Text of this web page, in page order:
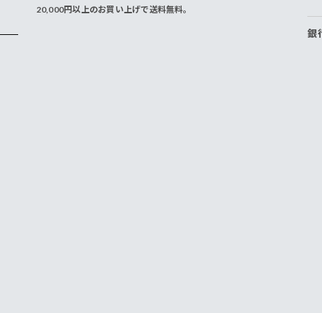
20,000円以上のお買い上げで送料無料。
銀